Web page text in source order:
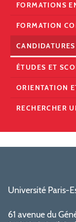
FORMATIONS
FORMATION
ÉTUDES ET
ORIENTATION
RECHERCHER
Université Paris-
61 avenue du